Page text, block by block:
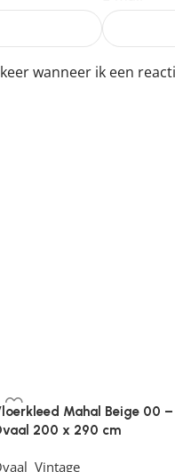
wanneer ik een
Mahal Beige 00 –
200 x 290 cm
Vintage